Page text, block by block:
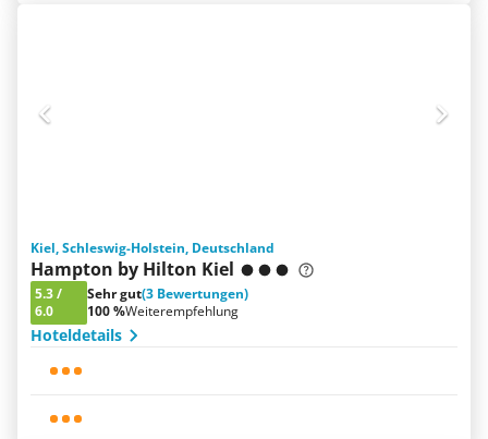
Kiel, Schleswig-Holstein, Deutschland
Hampton by Hilton Kiel
5.3/
6.0
Sehr gut(3 Bewertungen)
100 %Weiterempfehlung
Hoteldetails